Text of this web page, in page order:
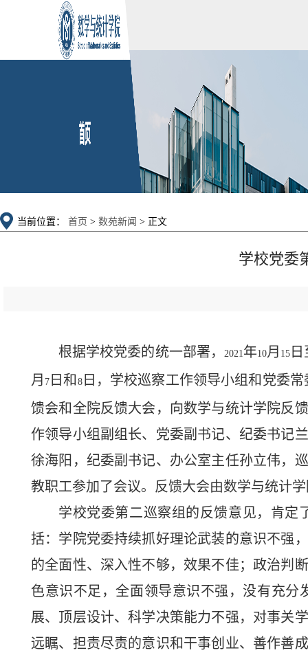
当前位置： 首页 > 数苑新闻 > 正文
学校党委
根据学校党委的统一部署， 2021年10月 15
月 7 日和 8日，学校巡察工作领导小组和党委
馈会和全院反馈大会，向数学与统计学院反
作领导小组副组长、党委副书记、纪委书记
徐海阳，纪委副书记、办公室主任孙立伟，
教职工参加了会议。反馈大会由数学与统计
学校党委第二巡察组的反馈意见，肯定
括：学院党委持续抓好理论武装的意识不强
的全面性、深入性不够，效果不佳；政治判
色意识不足，全面领导意识不强，没有充
展、顶层设计、科学决策能力不强，对事关
远瞩、担责尽责的意识和干事创业、善作善